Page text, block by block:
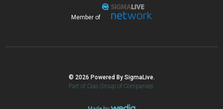
Member of
© 2026 Powered By SigmaLive.
Part of Dias Group of Companies.